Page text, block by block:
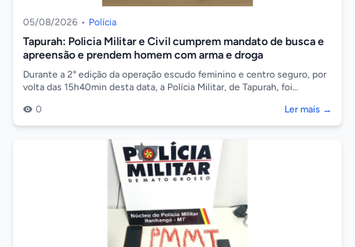
05/08/2026 • Polícia
Tapurah: Policia Militar e Civil cumprem mandato de busca e
apreensão e prendem homem com arma e droga
Durante a 2° edição da operação escudo feminino e centro seguro, por
volta das 15h40min desta data, a Polícia Militar, de Tapurah, foi
0
Ler mais →